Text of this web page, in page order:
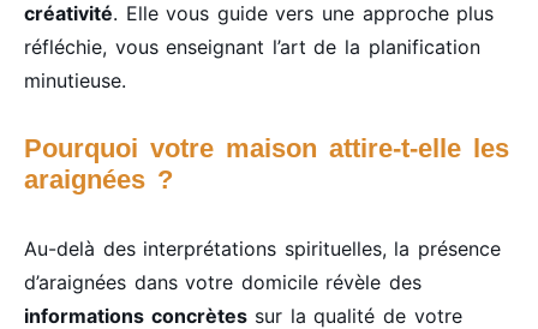
créativité. Elle vous guide vers une approche plus
réfléchie, vous enseignant l’art de la planification
minutieuse.
Pourquoi votre maison attire-t-elle les
araignées ?
Au-delà des interprétations spirituelles, la présence
d’araignées dans votre domicile révèle des
informations concrètessur la qualité de votre